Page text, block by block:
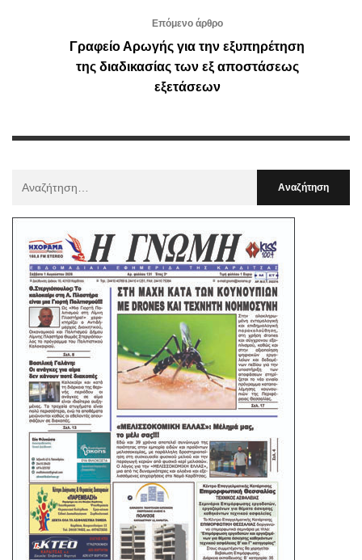
Επόμενο άρθρο
Γραφείο Αρωγής για την εξυπηρέτηση
της διαδικασίας των εξ αποστάσεως
εξετάσεων
: